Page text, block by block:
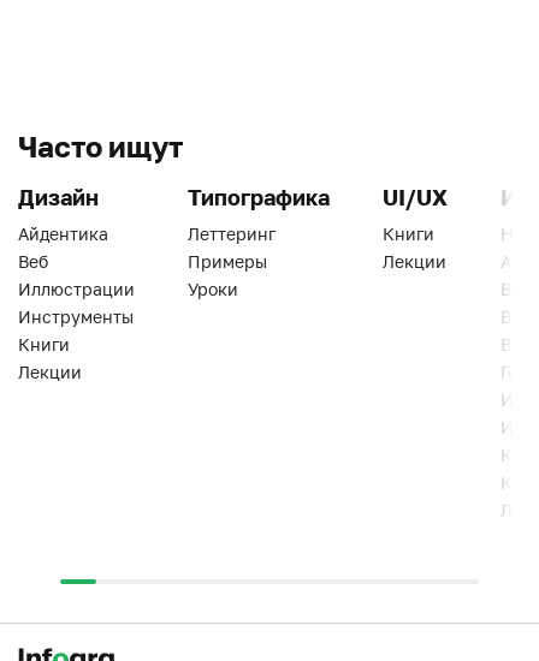
Часто ищут
Дизайн
Айдентика
Веб
Иллюстрации
Инструменты
Книги
Лекции
Типографика
Леттеринг
Примеры
Уроки
UI/UX
Книги
Лекции
Веб